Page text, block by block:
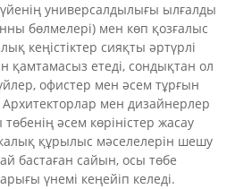
универсалдылығы ылғалды
бөлмелері) мен көп қозғалыс
кеңістіктер сияқты әртүрлі
қамтамасыз етеді, сондықтан ол
офистер мен әсем тұрғын
Архитекторлар мен дизайнерлер
әсем көріністер жасау
құрылыс мәселелерін шешу
бастаған сайын, осы төбе
үнемі кеңейіп келеді.